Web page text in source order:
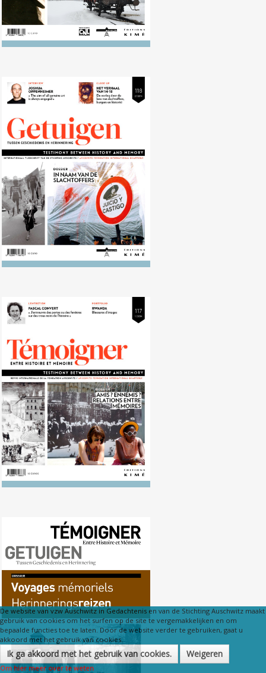
Nr. 118 (09/2014) Dictatuur en
terreur in Argentinië, Chili en
Uruguay
Nr. 117 (03/2013) Hoe
herinneringen zich tot elkaar
verhouden
Nr. 116 (09/2013)
Herdenkingsreizen
De website van vzw Auschwitz in Gedachtenis en van de Stichting Auschwitz maakt
gebruik van cookies om het surfen op de site te vergemakkelijken en om
bepaalde functies toe te laten. Door de website verder te gebruiken, gaat u
akkoord met het gebruik van cookies.
Ik ga akkoord met het gebruik van cookies. Weigeren
Om hier meer over te weten